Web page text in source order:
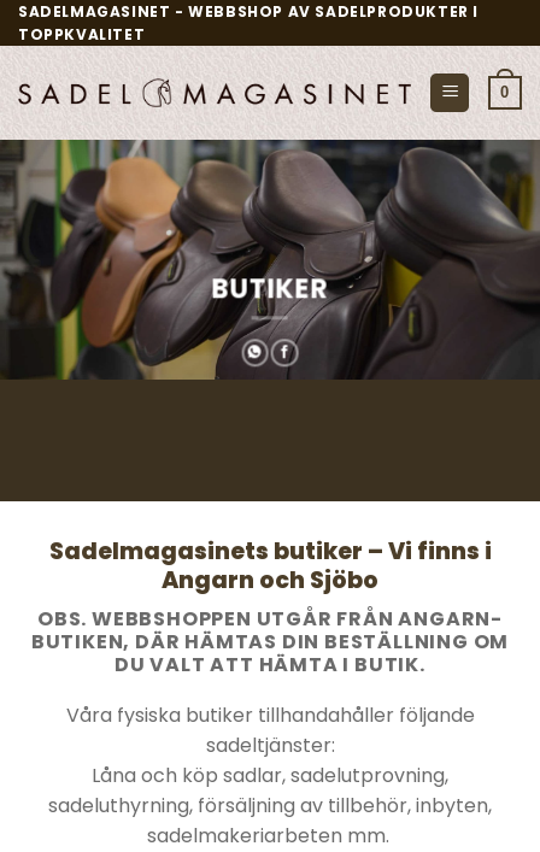
Skip
to
content
SADELMAGASINET - WEBBSHOP AV SADELPRODUKTER I
TOPPKVALITET
0
BUTIKER
Sadelmagasinets butiker – Vi finns i
Angarn och Sjöbo
OBS. WEBBSHOPPEN UTGÅR FRÅN ANGARN-
BUTIKEN, DÄR HÄMTAS DIN BESTÄLLNING OM
DU VALT ATT HÄMTA I BUTIK.
Våra fysiska butiker tillhandahåller följande
sadeltjänster:
Låna och köp sadlar, sadelutprovning,
sadeluthyrning, försäljning av tillbehör, inbyten,
sadelmakeriarbeten mm.